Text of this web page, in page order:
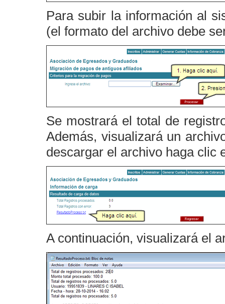
Para subir la información al
(el formato del archivo debe
Se mostrará el total de
Además, visualizará un
descargar el archivo haga clic
A continuación, visualizará el